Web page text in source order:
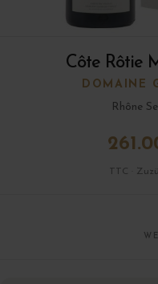
Côte Rôtie
DOMAINE
Rhône
TTC ·